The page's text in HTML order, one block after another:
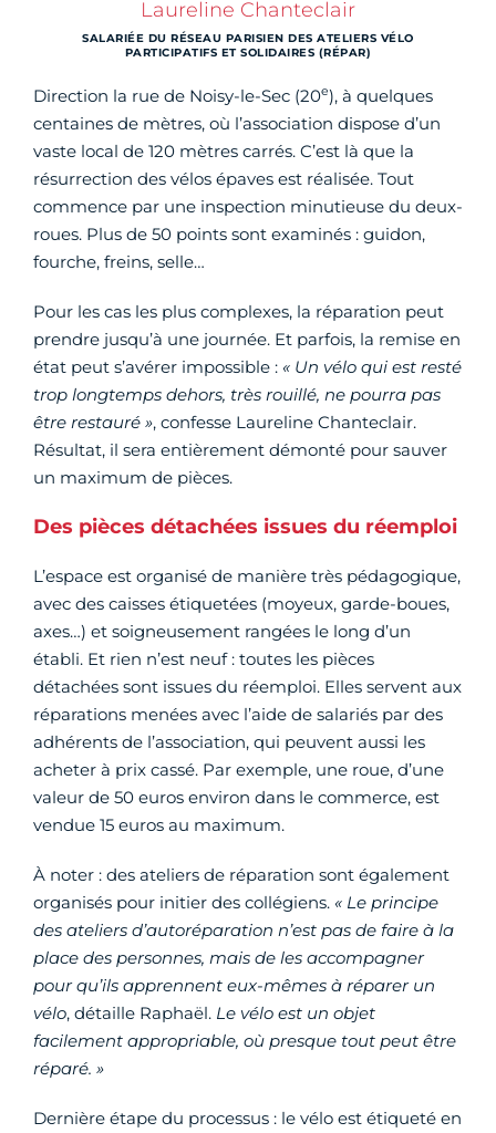
Laureline Chanteclair
SALARIÉE DU RÉSEAU PARISIEN DES ATELIERS VÉLO
PARTICIPATIFS ET SOLIDAIRES (RÉPAR)
Direction la rue de Noisy-le-Sec (20e), à quelques
centaines de mètres, où l’association dispose d’un
vaste local de 120 mètres carrés. C’est là que la
résurrection des vélos épaves est réalisée. Tout
commence par une inspection minutieuse du deux-
roues. Plus de 50 points sont examinés : guidon,
fourche, freins, selle…
Pour les cas les plus complexes, la réparation peut
prendre jusqu’à une journée. Et parfois, la remise en
état peut s’avérer impossible : « Un vélo qui est resté
trop longtemps dehors, très rouillé, ne pourra pas
être restauré », confesse Laureline Chanteclair.
Résultat, il sera entièrement démonté pour sauver
un maximum de pièces.
Des pièces détachées issues du réemploi
L’espace est organisé de manière très pédagogique,
avec des caisses étiquetées (moyeux, garde-boues,
axes…) et soigneusement rangées le long d’un
établi. Et rien n’est neuf : toutes les pièces
détachées sont issues du réemploi. Elles servent aux
réparations menées avec l’aide de salariés par des
adhérents de l’association, qui peuvent aussi les
acheter à prix cassé. Par exemple, une roue, d’une
valeur de 50 euros environ dans le commerce, est
vendue 15 euros au maximum.
À noter : des ateliers de réparation sont également
organisés pour initier des collégiens. « Le principe
des ateliers d’autoréparation n’est pas de faire à la
place des personnes, mais de les accompagner
pour qu’ils apprennent eux-mêmes à réparer un
vélo, détaille Raphaël. Le vélo est un objet
facilement appropriable, où presque tout peut être
réparé. »
Dernière étape du processus : le vélo est étiqueté en